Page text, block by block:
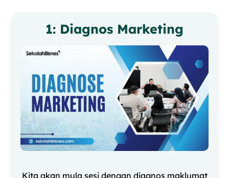
1: Diagnos Marketing
Kita akan mula sesi dengan diagnos maklumat